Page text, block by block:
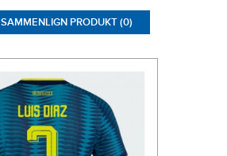
SAMMENLIGN PRODUKT (0)